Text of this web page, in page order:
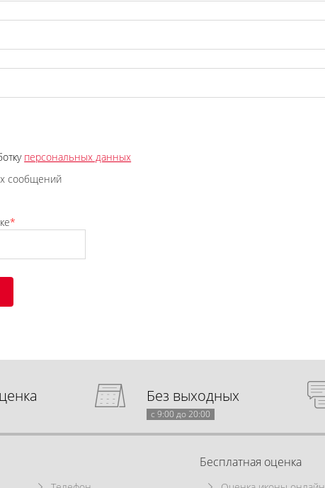
персональных данных
сообщений
*
Без выходных
с 9:00 до 20:00
Бесплатная оценка